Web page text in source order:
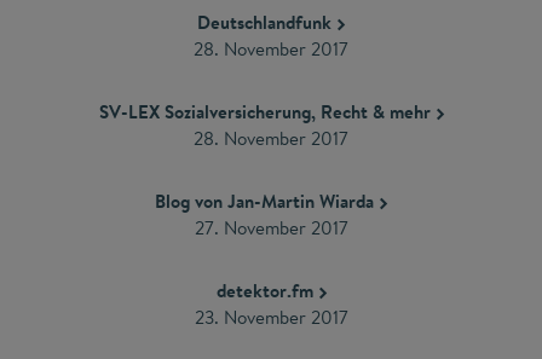
Deutschlandfunk
28. November 2017
SV-LEX Sozialversicherung, Recht & mehr
28. November 2017
Blog von Jan-Martin Wiarda
27. November 2017
detektor.fm
23. November 2017